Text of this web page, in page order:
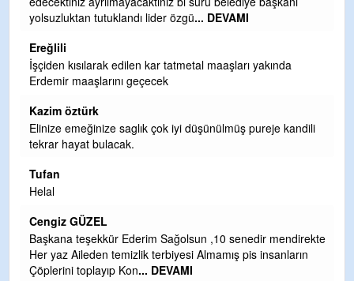
olurdu ve para probl... DEVAMI
Ereğlili
Tebrikler başkanım ve yönetim kurulu, güzel bir
hizmet.Ereğlimizin terası sayenizde huzur ve ahlak bulacak
Halil Aydın
Birol Şahin ülke hizmetine çeyrek asır damgasını vurmuş
değiştirmeden küsmeden yunus
Çırak ustasından öğrenir kısmet bağlamayı... Ben İbrahim
Yalçını tebrik ediyorum.
CEVDET YILMAZ